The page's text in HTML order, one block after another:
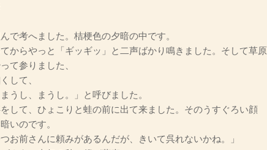
で考へました。桔梗色の夕暗の中です。
からやっと「ギッギッ」と二声ばかり鳴きました。そして草原
て参りました、
して、
うし、まうし。」と呼びました。
をして、ひょこりと蛙の前に出て来ました。そのうすぐろい顔
いのです。
お前さんに頼みがあるんだが、きいて呉れないかね。」